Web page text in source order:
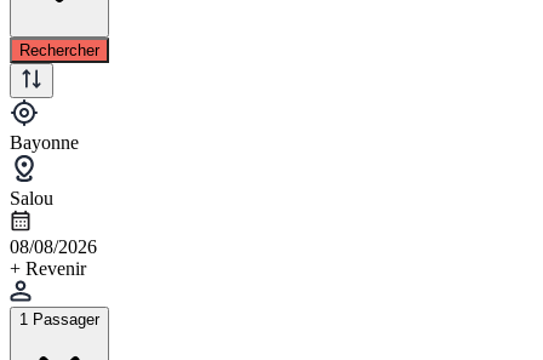
Rechercher
Bayonne
Salou
08/08/2026
+ Revenir
1 Passager